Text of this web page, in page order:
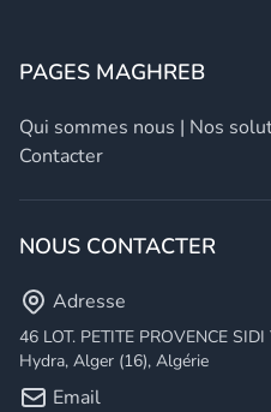
PAGES MAGHREB
Qui sommes nous | Nos
Contacter
NOUS CONTACTER
Adresse
46 LOT. PETITE PROVENCE
Hydra, Alger (16), Algérie
Email